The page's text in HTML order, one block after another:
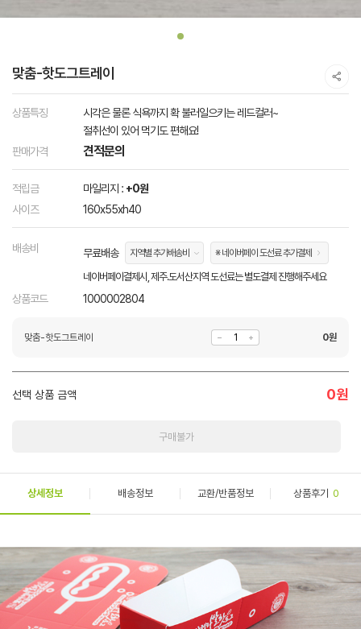
맞춤-핫도그트레이
상품특징
시각은 물론 식욕까지 확 불러일으키는 레드컬러~
절취선이 있어 먹기도 편해요!
판매가격
견적문의
적립금 마일리지 : +0원
사이즈
160x55xh40
배송비 무료배송 지역별 추가배송비 ※ 네이버페이 도선료 추가결제
네이버페이결제시, 제주.도서산지역 도선료는 별도결제 진행해주세요
상품코드 1000002804
맞춤-핫도그트레이 0원
선택 상품 금액 0원
구매불가
상세정보 배송정보 교환/반품정보 상품후기 0